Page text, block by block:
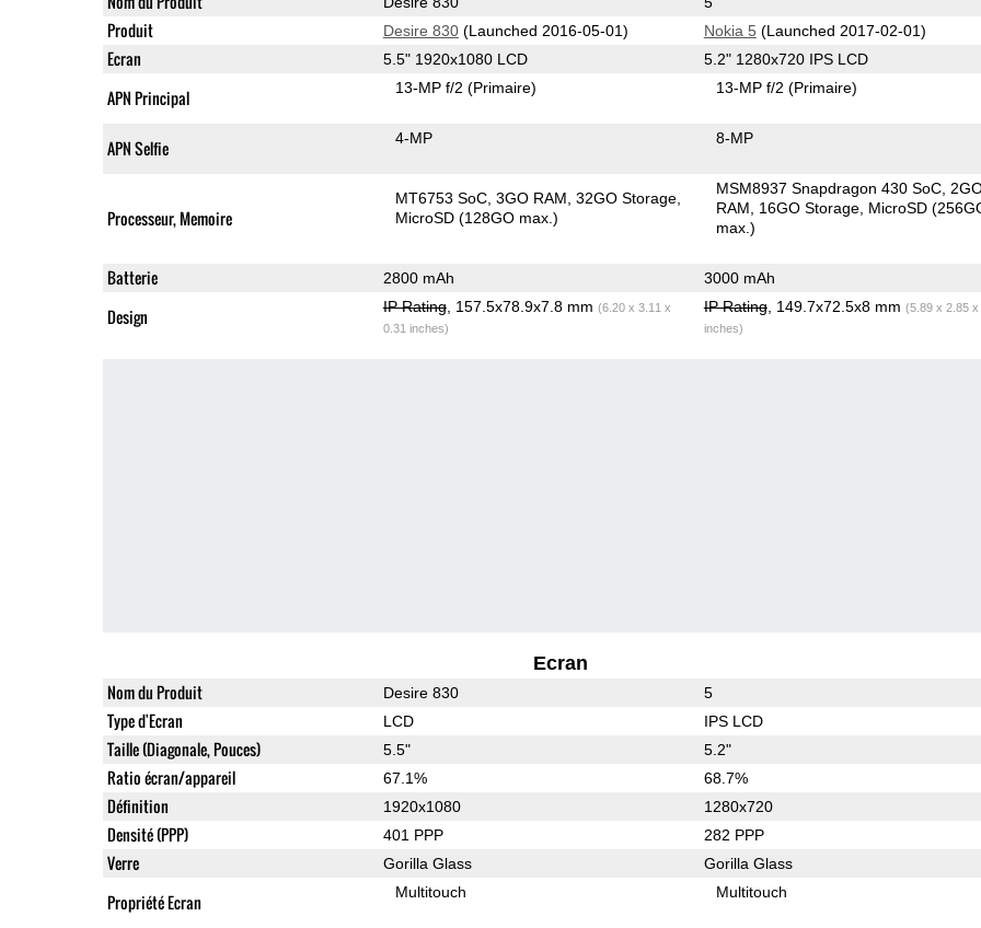
Produit Desire 830(Launched 2016-05-01) Nokia 5 (Launched 2017-02-01)
Ecran 5.5" 1920x1080 LCD 5.2" 1280x720 IPS LCD
APN Principal 13-MP f/2(Primaire) 13-MP f/2(Primaire)
APN Selfie 4-MP 8-MP
Processeur, Memoire
MT6753 SoC 3GO RAM 32GO Storage
MicroSD (128GO max.)
MSM8937 Snapdragon 430 SoC
RAM
16GO Storage MicroSD
max.)
Batterie 2800 mAh 3000 mAh
Design IP Rating, 157.5x78.9x7.8 mm (6.20 x 3.11 x
0.31 inches)
IP Rating, 149.7x72.5x8 mm (5.89 x 2.85 x
inches)
Ecran
Nom du Produit Desire 830 5
Type d'Ecran LCD IPS LCD
Taille (Diagonale, Pouces) 5.5" 5.2"
Ratio écran/appareil 67.1% 68.7%
Définition 1920x1080 1280x720
Densité (PPP) 401 PPP 282 PPP
Verre Gorilla Glass Gorilla Glass
Propriété Ecran Multitouch Multitouch